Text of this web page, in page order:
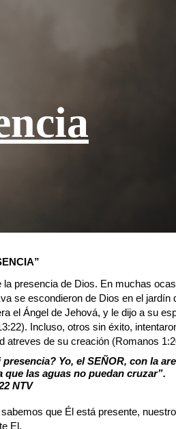
presencia de Dios. En muchas
se escondieron de Dios en el jardín
el Ángel de Jehová, y le dijo a su
Incluso, otros sin éxito,
atreves de su creación (Romanos
Yo, el SEÑOR, con la
las aguas no puedan cruzar”.
NTV
que Él está presente,
El.